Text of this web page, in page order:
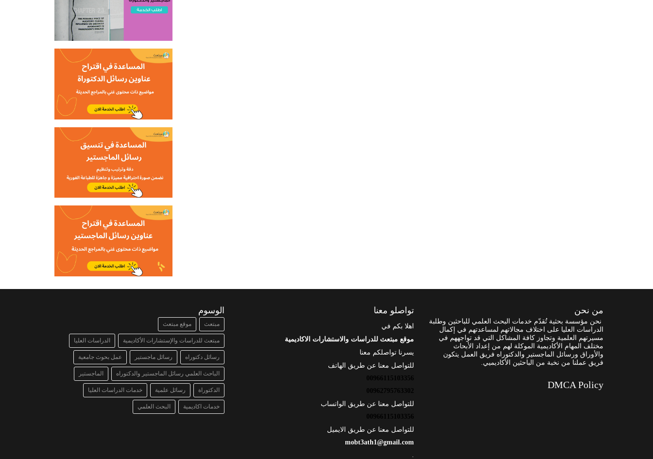
من نحن
نحن مؤسسة بحثية تُقدّم خدمات البحث العلمي للباحثين وطلبة
الدراسات العليا على اختلاف مجالاتهم لمساعدتهم في إكمال
مسيرتهم العلمية وتجاوز كافة المشاكل التي قد تواجههم في
مختلف المهام الأكاديمية الموكلة لهم من إعداد الأبحاث
والأوراق ورسائل الماجستير والدكتوراه فريق العمل يتكون
فريق عملنا من نخبة من الباحثين الأكاديميي.
DMCA Policy
تواصلو معنا
اهلا بكم في
موقع مبتعث للدراسات والاستشارات الاكاديمية
يسرنا تواصلكم معنا
للتواصل معنا عن طريق الهاتف
00966115103356
00962795763302
للتواصل معنا عن طريق الواتساب
00966115103356
للتواصل معنا عن طريق الايميل
mobt3ath1@gmail.com
الوسوم
مبتعث موقع مبتعث
مبتعث للدراسات والإستشارات الأكاديمية الدراسات العليا
رسائل دكتوراه رسائل ماجستير عمل بحوث جامعية
الباحث العلمي رسائل الماجستير والدكتوراه الماجستير
الدكتوراة رسائل علمية خدمات الدراسات العليا
خدمات اكاديمية البحث العلمي